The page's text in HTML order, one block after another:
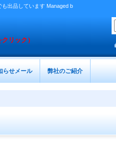
出品しています Managed b
リック）
らせメール 弊社のご紹介